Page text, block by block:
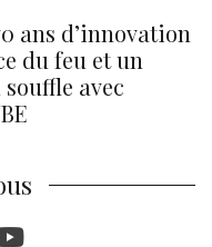
ans d’innovation
du feu et un
avec
Youtube